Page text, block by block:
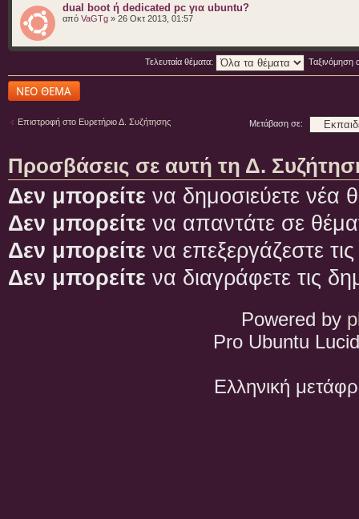
dual boot ή dedicated pc για ubuntu?
από VaGTg » 26 Οκτ 2013, 01:57
Τελευταία θέματα: Ταξινόμηση
Δημιουργία νέου
θέματος
Επιστροφή στο Ευρετήριο Δ. Συζήτησης Μετάβαση σε:
Προσβάσεις σε αυτή τη Δ.
Δεν μπορείτε να δημοσιεύετε νέα
Δεν μπορείτε να απαντάτε σε
Δεν μπορείτε να επεξεργάζεστε
Δεν μπορείτε να διαγράφετε τις
Powered by
Pro Ubuntu
Ελληνική